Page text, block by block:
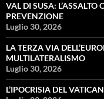
VAL DI SUSA: L’ASSALTO
PREVENZIONE
Luglio 30, 2026
LA TERZA VIA
MULTILATERALISMO
Luglio 30, 2026
L’IPOCRISIA DEL